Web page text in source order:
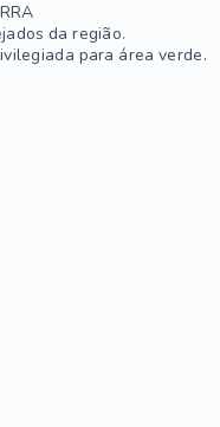
da região.
para área verde.